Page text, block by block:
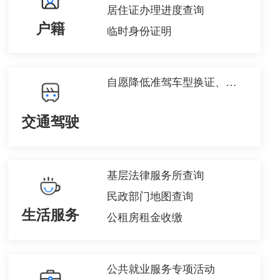
户籍
居住证办理进度查询
临时身份证明
交通驾驶
自愿降低准驾车型换证、驾驶人信息变化换证、驾驶证损毁遗失换证
生活服务
基层法律服务所查询
民政部门地图查询
公租房租金收缴
公共就业服务专项活动